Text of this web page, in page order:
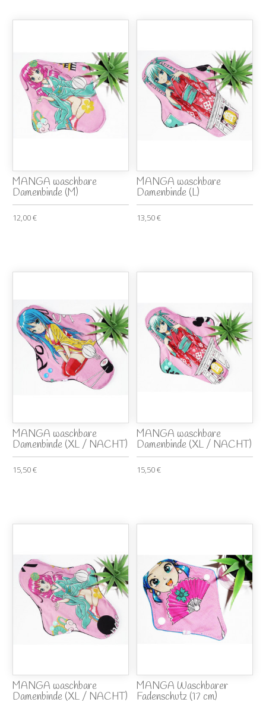
MANGA waschbare
Damenbinde (M)
12,00 €
MANGA waschbare
Damenbinde (L)
13,50 €
MANGA waschbare
Damenbinde (XL / NACHT)
15,50 €
MANGA waschbare
Damenbinde (XL / NACHT)
15,50 €
MANGA waschbare
Damenbinde (XL / NACHT)
MANGA Waschbarer
Fadenschutz (17 cm)